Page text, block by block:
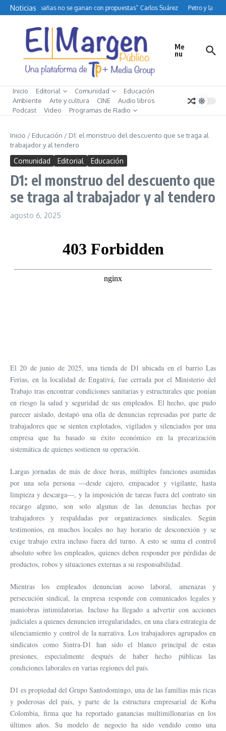
Saltar al contenido
Noticias
“Las campañas no se ganan con propuestas” Carlos Suárez Petro y la
Me
nu
Inicio Editorial Comunidad
Educación
Ambiente
Arte y cultura CINE
Audio libros
Podcast
Video Programas de Radio
Inicio / Educación / D1: el monstruo del descuento que se traga al
trabajador y al tendero
Comunidad Editorial Educación
D1: el monstruo del descuento que
se traga al trabajador y al tendero
agosto 6, 2025
El 20 de junio de 2025, una tienda de D1 ubicada en el barrio Las
Ferias, en la localidad de Engativá, fue cerrada por el Ministerio del
Trabajo tras encontrar condiciones sanitarias y estructurales que ponían
en riesgo la salud y seguridad de sus empleados. El hecho, que pudo
parecer aislado, destapó una olla de denuncias represadas por parte de
trabajadores que se sienten explotados, vigilados y silenciados por una
empresa que ha basado su éxito económico en la precarización
sistemática de quienes sostienen su operación.
Largas jornadas de más de doce horas, múltiples funciones asumidas
por una sola persona —desde cajero, empacador y vigilante, hasta
limpieza y descarga—, y la imposición de tareas fuera del contrato sin
recargo alguno, son solo algunas de las denuncias hechas por
trabajadores y respaldadas por organizaciones sindicales. Según
testimonios, en muchos locales no hay horario de desconexión y se
exige trabajo extra incluso fuera del turno. A esto se suma el control
absoluto sobre los empleados, quienes deben responder por pérdidas de
productos, robos y situaciones externas a su responsabilidad.
Mientras los empleados denuncian acoso laboral, amenazas y
persecución sindical, la empresa responde con comunicados legales y
maniobras intimidatorias. Incluso ha llegado a advertir con acciones
judiciales a quienes denuncien irregularidades, en una clara estrategia de
silenciamiento y control de la narrativa. Los trabajadores agrupados en
sindicatos como Sintra‑D1 han sido el blanco principal de estas
presiones, especialmente después de haber hecho públicas las
condiciones laborales en varias regiones del país.
D1 es propiedad del Grupo Santodomingo, una de las familias más ricas
y poderosas del país, y parte de la estructura empresarial de Koba
Colombia, firma que ha reportado ganancias multimillonarias en los
últimos años. Su modelo de negocio ha sido vendido como una